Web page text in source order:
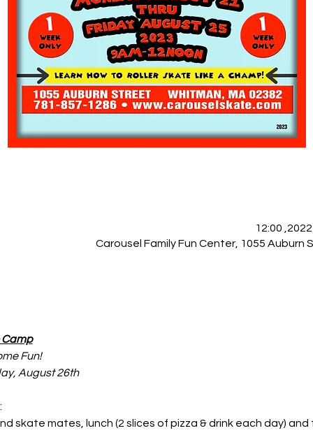
Carousel Family Fun Center, 1055 Auburn
Camp
Fun!
August 26th
skate mates, lunch (2 slices of pizza & drink each day) and